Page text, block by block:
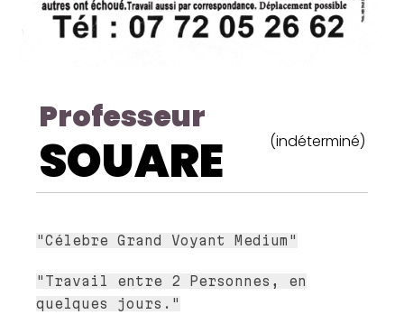
Professeur
SOUARE (indéterminé)
"Célebre Grand Voyant Medium"
"Travail entre 2 Personnes, en
quelques jours."